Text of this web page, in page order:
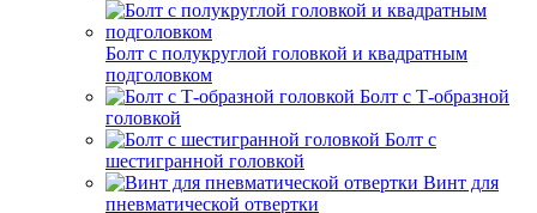
Болт с полукруглой головкой и квадратным
подголовком
Болт с Т-образной
головкой
Болт с
шестигранной головкой
Винт для
пневматической отвертки